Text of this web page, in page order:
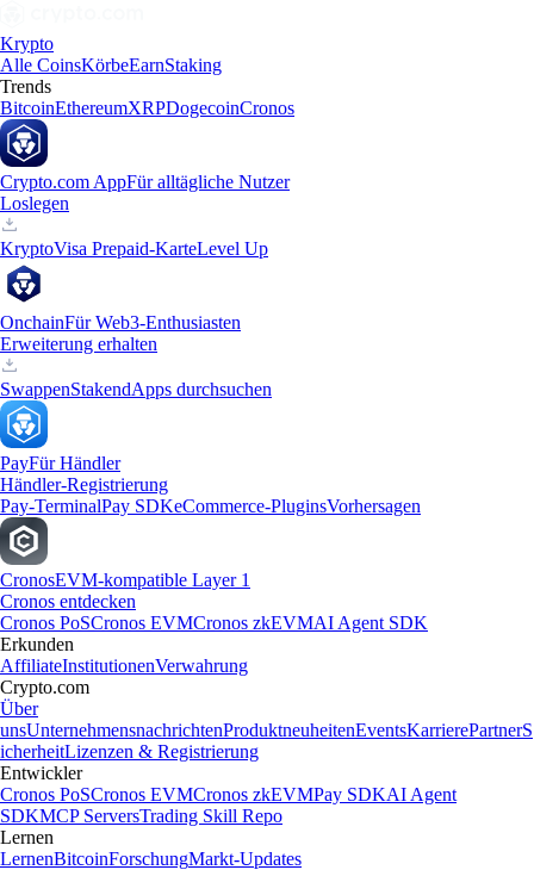
Krypto
Alle CoinsKörbeEarnStaking
Trends
BitcoinEthereumXRPDogecoinCronos
Crypto.com AppFür alltägliche Nutzer
Loslegen
KryptoVisa Prepaid-KarteLevel Up
OnchainFür Web3-Enthusiasten
Erweiterung erhalten
SwappenStakendApps durchsuchen
PayFür Händler
Händler-Registrierung
Pay-TerminalPay SDKeCommerce-PluginsVorhersagen
CronosEVM-kompatible Layer 1
Cronos entdecken
Cronos PoSCronos EVMCronos zkEVMAI Agent SDK
Erkunden
AffiliateInstitutionenVerwahrung
Crypto.com
Über
unsUnternehmensnachrichtenProduktneuheitenEventsKarrierePartnerS
icherheitLizenzen & Registrierung
Entwickler
Cronos PoSCronos EVMCronos zkEVMPay SDKAI Agent
SDKMCP ServersTrading Skill Repo
Lernen
LernenBitcoinForschungMarkt-Updates